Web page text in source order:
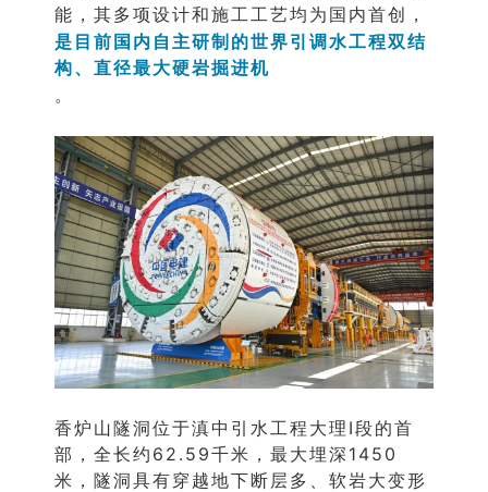
能，其多项设计和施工工艺均为国内首创，
是目前国内自主研制的世界引调水工程双结
构、直径最大硬岩掘进机
。
香炉山隧洞位于滇中引水工程大理Ⅰ段的首
部，全长约62.59千米，最大埋深1450
米，隧洞具有穿越地下断层多、软岩大变形